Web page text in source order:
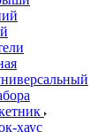
хаус